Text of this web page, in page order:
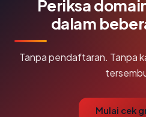
Periksa
dalam
Tanpa pendaftaran. Tanpa
Mulai cek